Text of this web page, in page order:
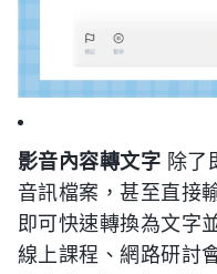
影音內容轉文字 除了
音訊檔案，甚至直接
即可快速轉換為文字
線上課程、網路研討